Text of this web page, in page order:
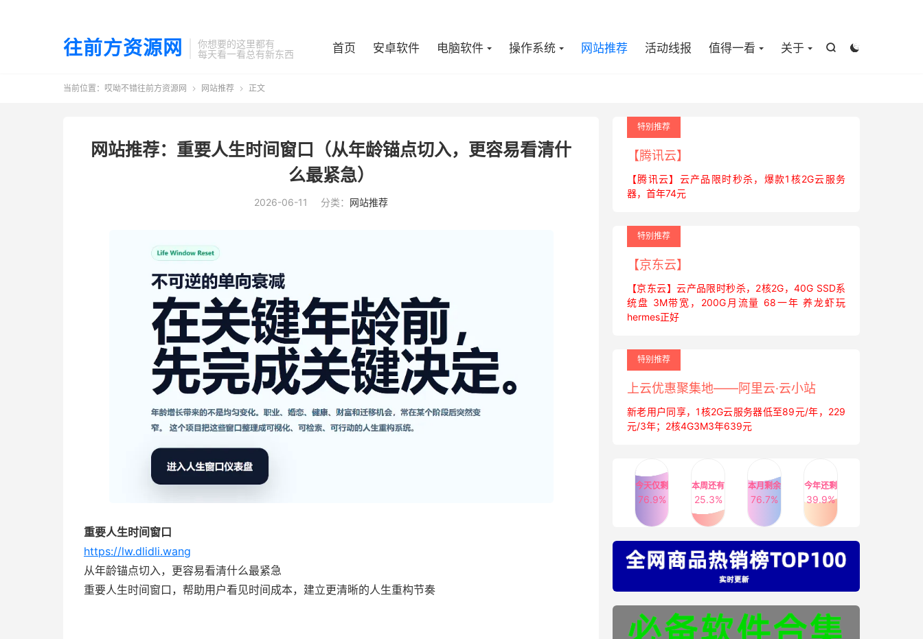
往前方资源网
你想要的这里都有
每天看一看总有新东西


首页 安卓软件 电脑软件 操作系统 网站推荐 活动线报 值得一看 关于
当前位置： 哎呦不错往前方资源网  网站推荐  正文
网站推荐：重要人生时间窗口（从年龄锚点切入，更容易看清什
么最紧急）
2026-06-11 分类： 网站推荐
重要人生时间窗口
https://lw.dlidli.wang
从年龄锚点切入，更容易看清什么最紧急
重要人生时间窗口，帮助用户看见时间成本，建立更清晰的人生重构节奏
特别推荐
【腾讯云】
【腾讯云】云产品限时秒杀，爆款1核2G云服务
器，首年74元
特别推荐
【京东云】
【京东云】云产品限时秒杀，2核2G，40G SSD系
统盘 3M带宽，200G月流量 68一年 养龙虾玩
hermes正好
特别推荐
上云优惠聚集地——阿里云·云小站
新老用户同享，1核2G云服务器低至89元/年，229
元/3年；2核4G3M3年639元
今天仅剩
76.9%
本周还有
25.3%
本月剩余
76.7%
今年还剩
39.9%